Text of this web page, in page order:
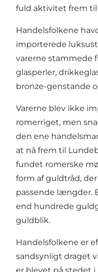
fuld aktivitet frem til
Handelsfolkene
importerede
varerne stammede
glasperler,
bronze-genstande
Varerne blev ikke
romerriget, men
den ene
at nå frem til
fundet romerske
form af guldtråd,
passende længder.
end hundrede
guldblik.
Handelsfolkene er
sandsynligt draget